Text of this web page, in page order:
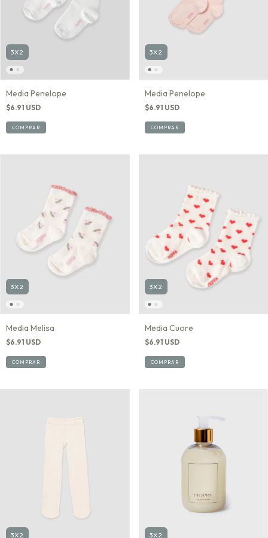
3X2
Media Penelope
$6.91 USD
COMPRAR
3X2
Media Penelope
$6.91 USD
COMPRAR
3X2
Media Melisa
$6.91 USD
COMPRAR
3X2
Media Cuore
$6.91 USD
COMPRAR
3X2 3X2